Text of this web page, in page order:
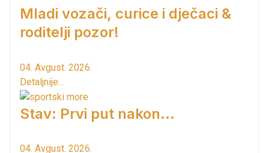
Mladi vozači, curice i dječaci &
roditelji pozor!
04. Avgust. 2026.
Detaljnije...
Stav: Prvi put nakon…
04. Avgust. 2026.